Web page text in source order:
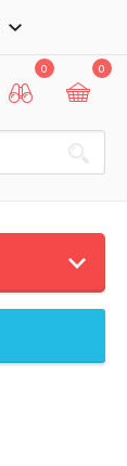
0 0